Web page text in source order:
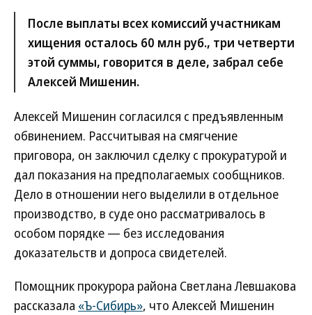
После выплаты всех комиссий участникам
хищения осталось 60 млн руб., три четверти
этой суммы, говорится в деле, забрал себе
Алексей Мишенин.
Алексей Мишенин согласился с предъявленным
обвинением. Рассчитывая на смягчение
приговора, он заключил сделку с прокуратурой и
дал показания на предполагаемых сообщников.
Дело в отношении него выделили в отдельное
производство, в суде оно рассматривалось в
особом порядке — без исследования
доказательств и допроса свидетелей.
Помощник прокурора района Светлана Левшакова
рассказала «Ъ-Сибирь», что Алексей Мишенин